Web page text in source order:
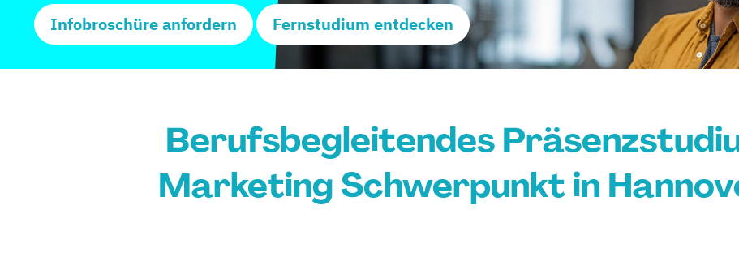
Infobroschüre anfordern Fernstudium entdecken
Berufsbegleitendes
Marketing Schwerpunkt in